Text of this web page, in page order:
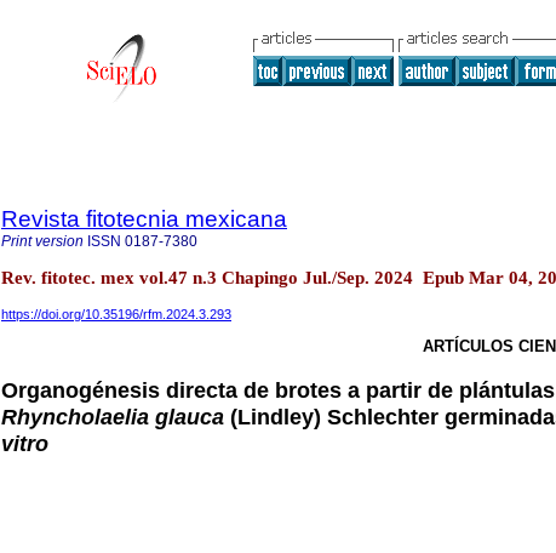
Revista fitotecnia mexicana
Print version ISSN 0187-7380
Rev. fitotec. mex vol.47 n.3 Chapingo Jul./Sep. 2024 Epub Mar 04,
https://doi.org/10.35196/rfm.2024.3.293
ARTÍCULOS
Organogénesis directa de brotes a partir de
Rhyncholaelia glauca (Lindley) Schlechter
vitro